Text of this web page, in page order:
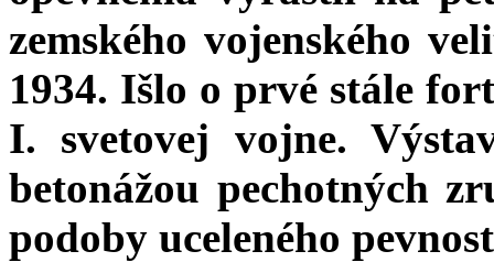
zemského vojenského
1934. Išlo o prvé stále
I. svetovej vojne.
betonážou pechotných
podoby uceleného